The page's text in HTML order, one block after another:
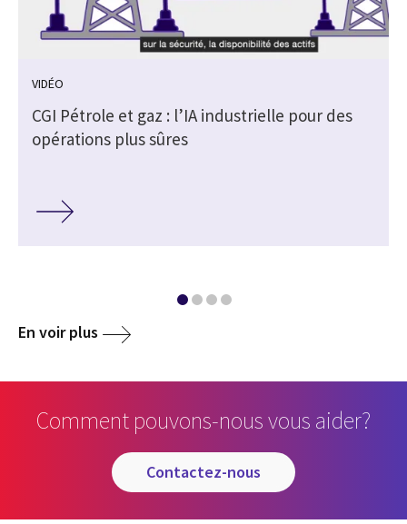
VIDÉO
CGI Pétrole et gaz : l’IA industrielle pour des
opérations plus sûres
En voir plus
Comment pouvons-nous vous aider?
contactez-nous